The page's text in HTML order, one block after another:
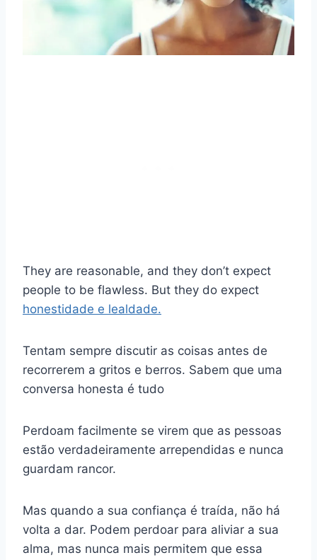
They are reasonable, and they don’t expect
people to be flawless. But they do expect
honestidade e lealdade.
Tentam sempre discutir as coisas antes de
recorrerem a gritos e berros. Sabem que uma
conversa honesta é tudo
Perdoam facilmente se virem que as pessoas
estão verdadeiramente arrependidas e nunca
guardam rancor.
Mas quando a sua confiança é traída, não há
volta a dar. Podem perdoar para aliviar a sua
alma, mas nunca mais permitem que essa